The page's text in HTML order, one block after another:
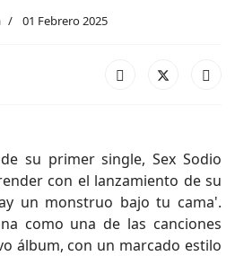
01 Febrero 2025
su primer single, Sex Sodio
con el lanzamiento de su
un monstruo bajo tu cama'.
como una de las canciones
álbum, con un marcado estilo